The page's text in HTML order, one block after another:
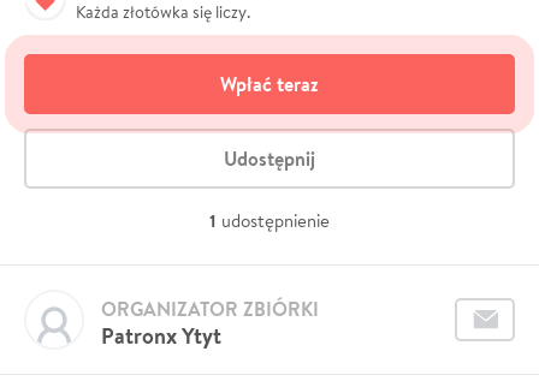
Każda złotówka się liczy.
Wpłać teraz
Udostępnij
1 udostępnienie
Patronx Ytyt
ORGANIZATOR ZBIÓRKI